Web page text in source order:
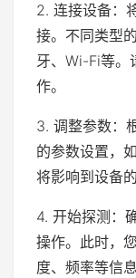
2. 连接设备：
接。不同类型
牙、Wi-Fi等。
作。
3. 调整参数：
的参数设置，
将影响到设备
4. 开始探测：
操作。此时，
度、频率等信